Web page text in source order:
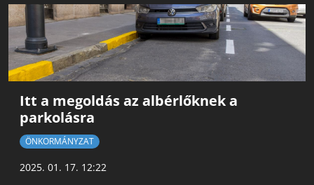
Itt a megoldás az albérlőknek a
parkolásra
ÖNKORMÁNYZAT
2025. 01. 17. 12:22